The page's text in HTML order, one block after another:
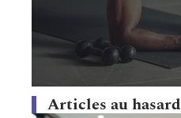
Articles au hasard